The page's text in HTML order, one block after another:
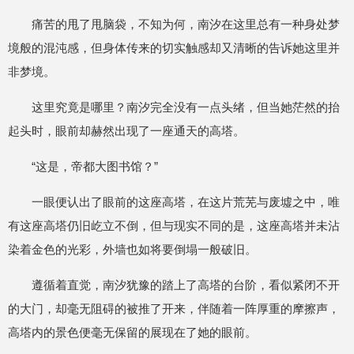
痛苦的甩了甩脑袋，不知为何，南汐在这里总有一种身处梦
境般的混沌感，但身体传来的切实触感却又清晰的告诉她这里并
非梦境。
这里究竟是哪里？南汐完全没有一点头绪，但当她茫然的抬
起头时，眼前却赫然出现了一座通天的高塔。
“这是，帝都大图书馆？”
一眼便认出了眼前的这座高塔，在这片荒芜与废墟之中，唯
有这座高塔仍旧屹立不倒，但与现实不同的是，这座高塔并未沾
染着金色的光彩，外墙也如将要倒塌一般破旧。
遵循着直觉，南汐犹豫的踏上了高塔的台阶，看似紧闭不开
的大门，却毫无阻碍的被推了开来，伴随着一阵厚重的摩擦声，
高塔内的景色便毫无保留的展现在了她的眼前。